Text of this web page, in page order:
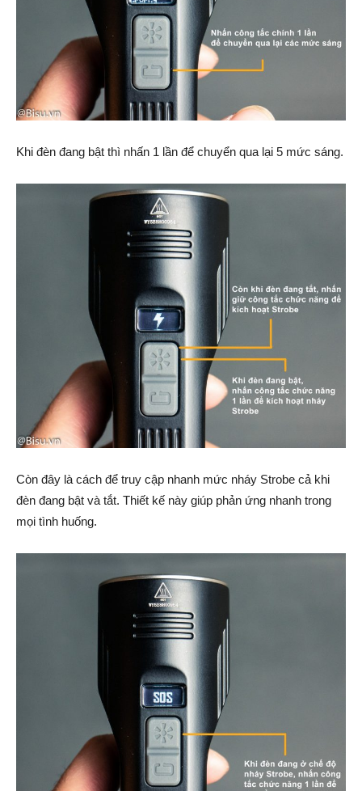
Khi đèn đang bật thì nhấn 1 lần để chuyển qua lại 5 mức sáng.
Còn đây là cách để truy cập nhanh mức nháy Strobe cả khi
đèn đang bật và tắt. Thiết kế này giúp phản ứng nhanh trong
mọi tình huống.